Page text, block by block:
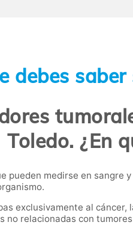
debes
Toledo. ¿En
pueden medirse en sangre
exclusivamente al
no relacionadas con